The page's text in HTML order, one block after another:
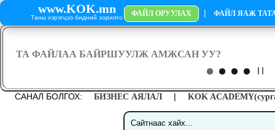
www.KOK.mn
Таны хэрэгцээ бидний зорилго ФАЙЛ ОРУУЛАХ | ФАЙЛ ЯАЖ
САНАЛ БОЛГОХ: БИЗНЕС АЯЛАЛ | KOK